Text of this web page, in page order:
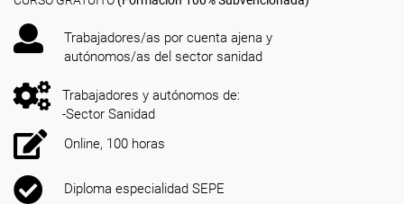
Trabajadores/as por cuenta ajena y
autónomos/as del sector sanidad
Trabajadores y autónomos de:
-Sector Sanidad
Online, 100 horas
Diploma especialidad SEPE